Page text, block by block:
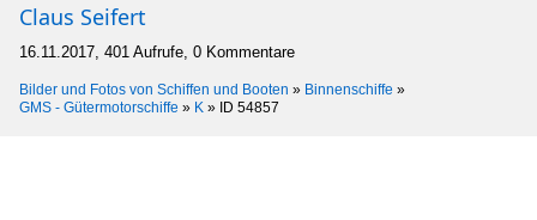
Claus Seifert
16.11.2017, 401 Aufrufe, 0 Kommentare
Bilder und Fotos von Schiffen und Booten » Binnenschiffe »
GMS - Gütermotorschiffe » K » ID 54857